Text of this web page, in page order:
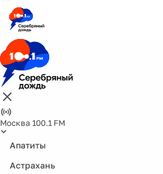
Москва 100.1 FM
Апатиты
Астрахань